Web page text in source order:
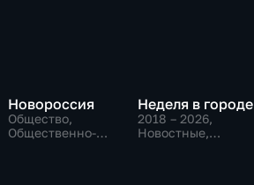
Новороссия
Общество,
Общественно-
Неделя в городе
2018 – 2026,
Новостные,